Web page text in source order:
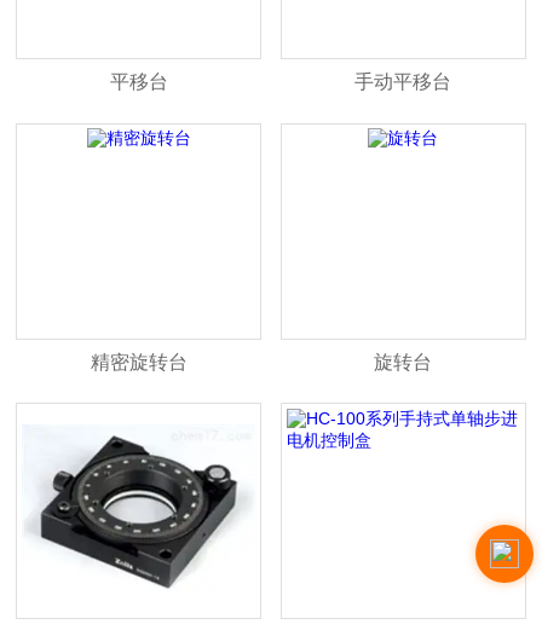
平移台 手动平移台
精密旋转台 旋转台